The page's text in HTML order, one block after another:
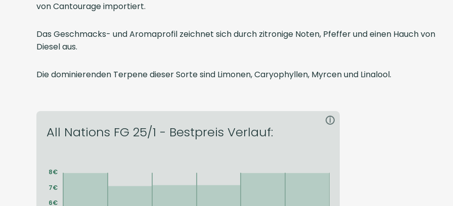
von Cantourage importiert.
Das Geschmacks- und Aromaprofil zeichnet sich durch zitronige Noten, Pfeffer und einen Hauch von
Diesel aus.
Die dominierenden Terpene dieser Sorte sind Limonen, Caryophyllen, Myrcen und Linalool.
All Nations FG 25/1 - Bestpreis Verlauf:
i